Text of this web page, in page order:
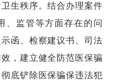
生秩序。结合办理案件
、监管等方面存在的问
函、检察建议书、司法
，建立健全防范医保骗
底铲除医保骗保违法犯